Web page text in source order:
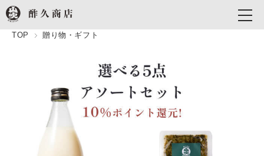
TOP 贈り物・ギフト